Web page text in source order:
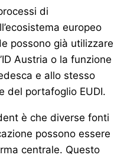
di
europeo
possono già utilizzare
Austria o la funzione
e allo stesso
del portafoglio EUDI.
è che diverse fonti
possono essere
centrale. Questo